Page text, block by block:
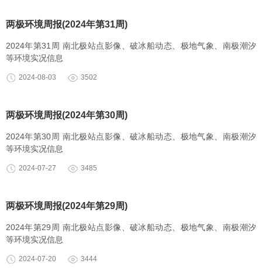
两极环境周报(2024年第31周)
2024年第31周 南北极站点影像、破冰船动态、极地气象、南极潮汐
等环境实况信息
2024-08-03 3502
两极环境周报(2024年第30周)
2024年第30周 南北极站点影像、破冰船动态、极地气象、南极潮汐
等环境实况信息
2024-07-27 3485
两极环境周报(2024年第29周)
2024年第29周 南北极站点影像、破冰船动态、极地气象、南极潮汐
等环境实况信息
2024-07-20 3444